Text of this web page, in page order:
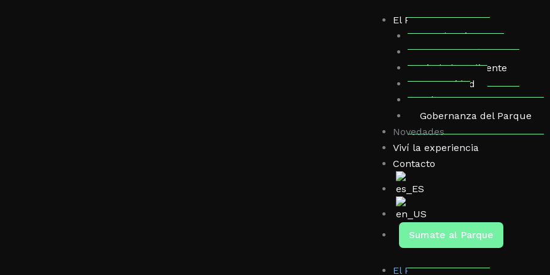
El Parque
Membresias
Domos Eventos
Ciudad Inteligente
Comunidad
Arborea
Gobernanza del Parque
Novedades
Viví la experiencia
Contacto
Sumate al Parque
El Parque